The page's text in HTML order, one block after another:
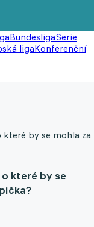
BundesligaSerie
ligaKonferenční
které by se mohla za
které by se